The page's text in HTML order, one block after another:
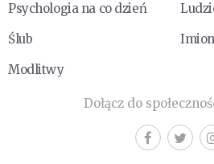
Psychologia na co dzień
Ślub
Modlitwy
Dołącz do